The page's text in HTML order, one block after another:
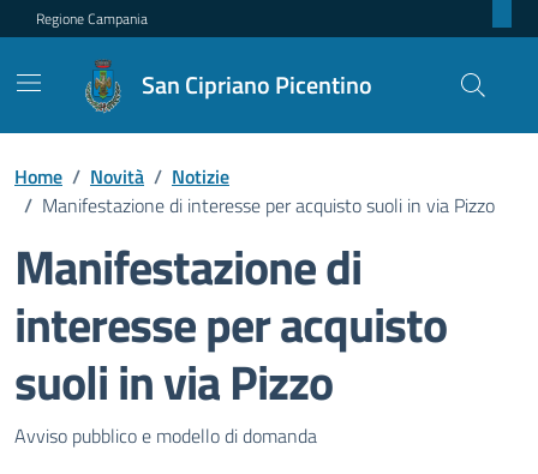
Regione Campania
San Cipriano Picentino
Home / Novità / Notizie
/ Manifestazione di interesse per acquisto suoli in via Pizzo
Manifestazione di
interesse per acquisto
suoli in via Pizzo
Dettagli della notizia
Avviso pubblico e modello di domanda